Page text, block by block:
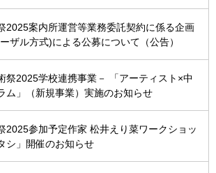
2025案内所運営等業務委託契約に係る企画
ザル方式)による公募について（公告）
2025学校連携事業－ 「アーティスト×中
ム」（新規事業）実施のお知らせ
2025参加予定作家 松井えり菜ワークショッ
シ」開催のお知らせ